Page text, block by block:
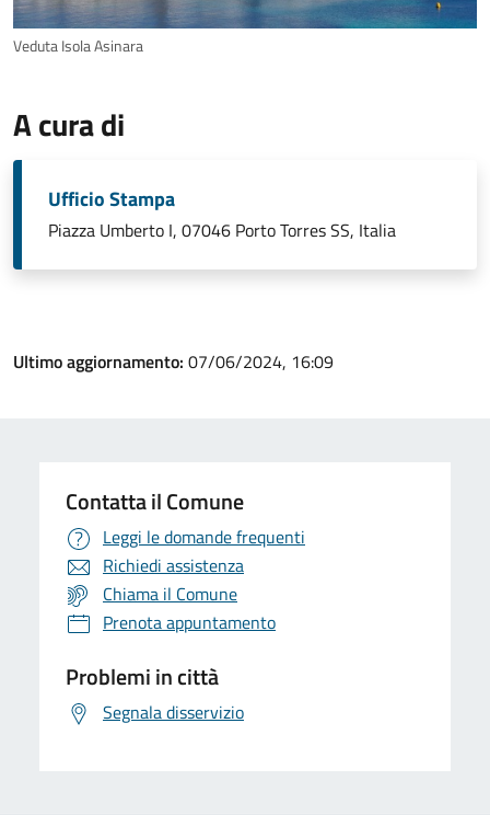
Veduta Isola Asinara
A cura di
Ufficio Stampa
Piazza Umberto I, 07046 Porto Torres SS, Italia
Ultimo aggiornamento: 07/06/2024, 16:09
Contatta il Comune
Leggi le domande frequenti
Richiedi assistenza
Chiama il Comune
Prenota appuntamento
Problemi in città
Segnala disservizio